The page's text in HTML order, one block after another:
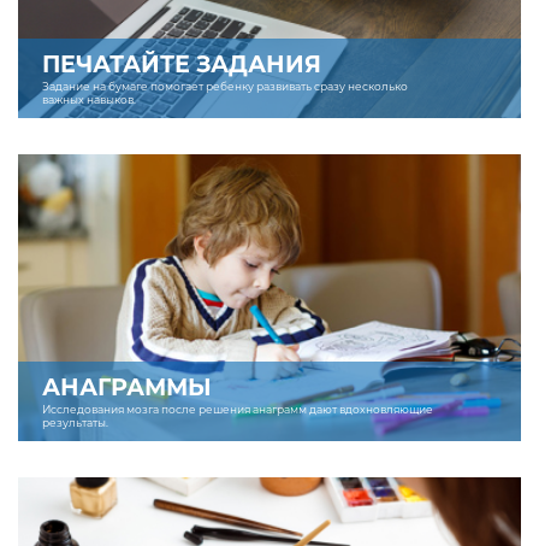
ПЕЧАТАЙТЕ ЗАДАНИЯ
Задание на бумаге помогает ребенку развивать сразу несколько
важных навыков.
АНАГРАММЫ
Исследования мозга после решения анаграмм дают вдохновляющие
результаты.